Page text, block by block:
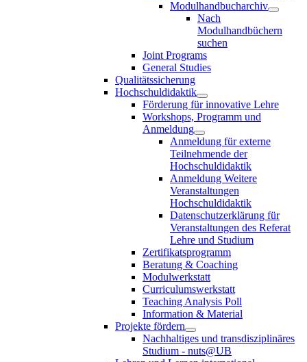
Modulhandbucharchiv
Nach
Modulhandbüchern
suchen
Joint Programs
General Studies
Qualitätssicherung
Hochschuldidaktik
Förderung für innovative Lehre
Workshops, Programm und
Anmeldung
Anmeldung für externe
Teilnehmende der
Hochschuldidaktik
Anmeldung Weitere
Veranstaltungen
Hochschuldidaktik
Datenschutzerklärung für
Veranstaltungen des Referat
Lehre und Studium
Zertifikatsprogramm
Beratung & Coaching
Modulwerkstatt
Curriculumswerkstatt
Teaching Analysis Poll
Information & Material
Projekte fördern
Nachhaltiges und transdisziplinäres
Studium - nuts@UB